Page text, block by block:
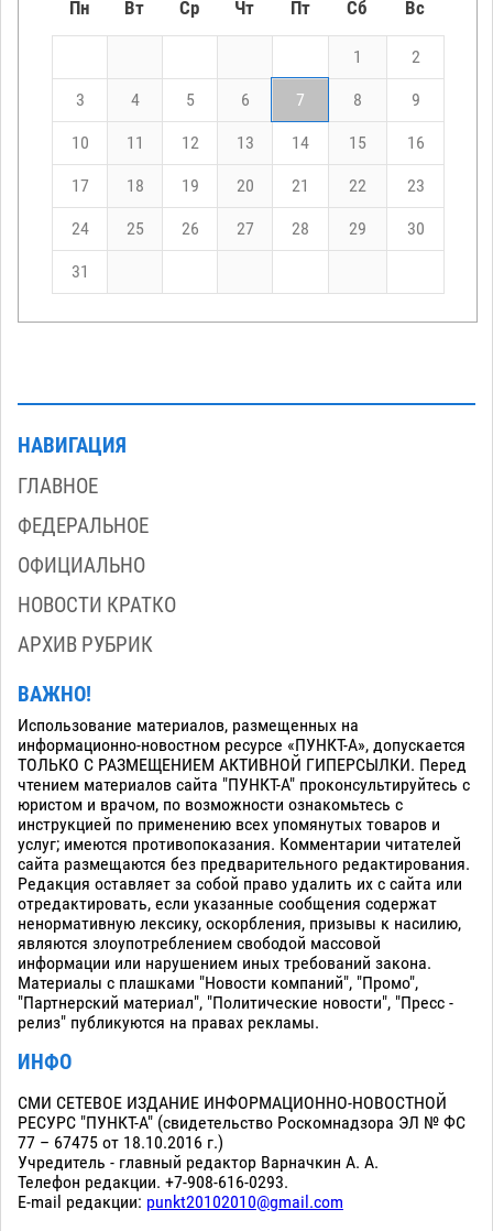
Пн Вт Ср Чт Пт Сб Вс
1 2
3 4 5 6 7 8 9
10 11 12 13 14 15 16
17 18 19 20 21 22 23
24 25 26 27 28 29 30
31
НАВИГАЦИЯ
ГЛАВНОЕ
ФЕДЕРАЛЬНОЕ
ОФИЦИАЛЬНО
НОВОСТИ КРАТКО
АРХИВ РУБРИК
ВАЖНО!
Использование материалов, размещенных на
информационно-новостном ресурсе «ПУНКТ-А», допускается
ТОЛЬКО С РАЗМЕЩЕНИЕМ АКТИВНОЙ ГИПЕРСЫЛКИ. Перед
чтением материалов сайта "ПУНКТ-А" проконсультируйтесь с
юристом и врачом, по возможности ознакомьтесь с
инструкцией по применению всех упомянутых товаров и
услуг; имеются противопоказания. Комментарии читателей
сайта размещаются без предварительного редактирования.
Редакция оставляет за собой право удалить их с сайта или
отредактировать, если указанные сообщения содержат
ненормативную лексику, оскорбления, призывы к насилию,
являются злоупотреблением свободой массовой
информации или нарушением иных требований закона.
Материалы с плашками "Новости компаний", "Промо",
"Партнерский материал", "Политические новости", "Пресс -
релиз" публикуются на правах рекламы.
ИНФО
СМИ СЕТЕВОЕ ИЗДАНИЕ ИНФОРМАЦИОННО-НОВОСТНОЙ
РЕСУРС "ПУНКТ-А" (свидетельство Роскомнадзора ЭЛ № ФС
77 – 67475 от 18.10.2016 г.)
Учредитель - главный редактор Варначкин А. А.
Телефон редакции. +7-908-616-0293.
E-mail редакции: punkt20102010@gmail.com